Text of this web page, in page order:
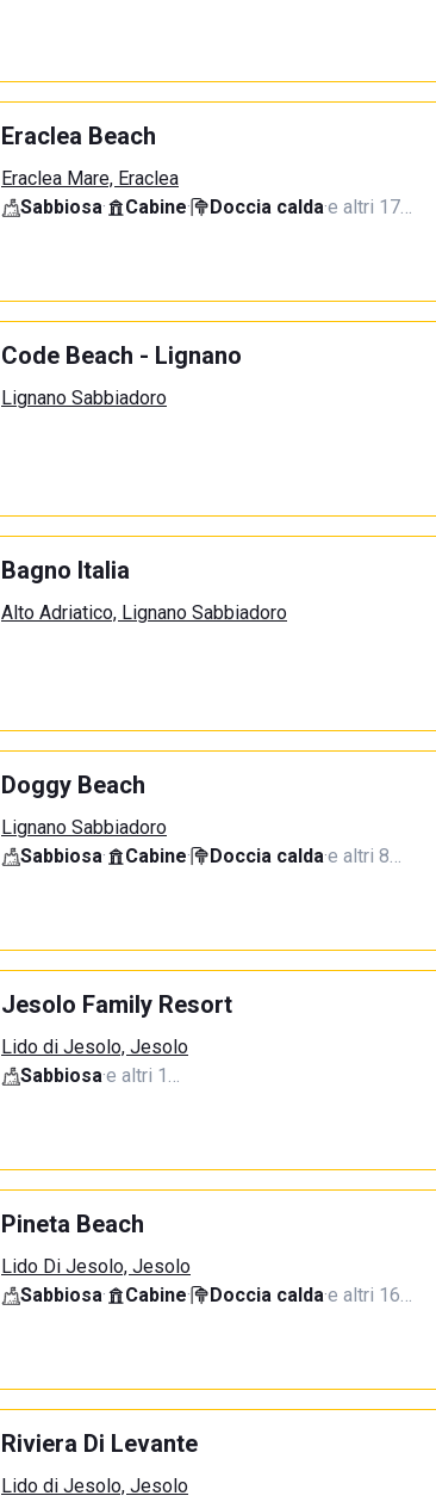
Eraclea Beach
Eraclea Mare, Eraclea
Sabbiosa· Cabine· Doccia calda·e altri 17…
Code Beach - Lignano
Lignano Sabbiadoro
Bagno Italia
Alto Adriatico, Lignano Sabbiadoro
Doggy Beach
Lignano Sabbiadoro
Sabbiosa· Cabine· Doccia calda·e altri 8…
Jesolo Family Resort
Lido di Jesolo, Jesolo
Sabbiosa·e altri 1…
Pineta Beach
Lido Di Jesolo, Jesolo
Sabbiosa· Cabine· Doccia calda·e altri 16…
Riviera Di Levante
Lido di Jesolo, Jesolo